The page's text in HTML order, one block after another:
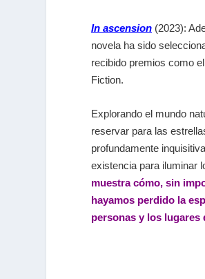
In ascension (2023):
novela ha sido
recibido premios como
Fiction.
Explorando el mundo
reservar para las
profundamente
existencia para iluminar
muestra cómo, sin
hayamos perdido la
personas y los lugares